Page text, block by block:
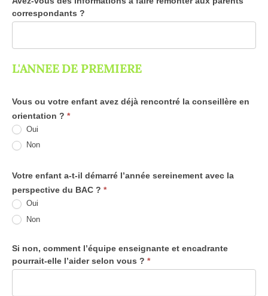
correspondants ?
L'ANNEE DE PREMIERE
Vous ou votre enfant avez déjà rencontré la conseillère en
orientation ? *
Oui
Non
Votre enfant a-t-il démarré l’année sereinement avec la
perspective du BAC ? *
Oui
Non
Si non, comment l’équipe enseignante et encadrante
pourrait-elle l’aider selon vous ? *